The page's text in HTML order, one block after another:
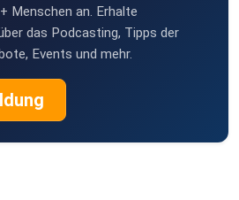
Menschen an. Erhalte
das Podcasting, Tipps der
Events und mehr.